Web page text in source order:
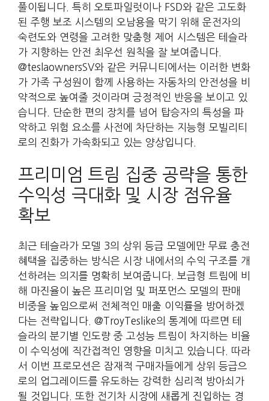
풀이됩니다. 특히 오토파일럿이나 FSD와 같은 고도화
된 주행 보조 시스템의 오남용을 막기 위해 운전자의
숙련도와 연령을 고려한 맞춤형 제어 시스템은 테슬라
가 지향하는 안전 최우선 원칙을 잘 보여줍니다.
@teslaownersSV와 같은 커뮤니티에서는 이러한 변화
가 가족 구성원이 함께 사용하는 자동차의 안전성을 비
약적으로 높여줄 것이라며 긍정적인 반응을 보이고 있
습니다. 단순한 편의 장치를 넘어 탑승자의 특성을 파
악하고 위험 요소를 사전에 차단하는 지능형 모빌리티
로의 진화가 가속화되고 있는 양상입니다.
프리미엄 트림 집중 공략을 통한
수익성 극대화 및 시장 점유율
확보
최근 테슬라가 모델 3의 상위 등급 모델에만 무료 충전
혜택을 집중하는 방식은 시장 내에서의 수익 구조를 개
선하려는 의지를 명확히 보여줍니다. 보급형 트림에 비
해 마진율이 높은 프리미엄 및 퍼포먼스 모델의 판매
비중을 높임으로써 전체적인 매출 이익률을 방어하겠
다는 전략입니다. @TroyTeslike의 통계에 따르면 테
슬라의 분기별 인도량 중 고성능 트림이 차지하는 비율
이 수익성에 직간접적인 영향을 미치고 있습니다. 따라
서 이번 프로모션은 잠재적 구매자들에게 상위 등급으
로의 업그레이드를 유도하는 강력한 심리적 방아쇠가
될 것입니다. 또한 전기차 시장에 새롭게 진입하는 경